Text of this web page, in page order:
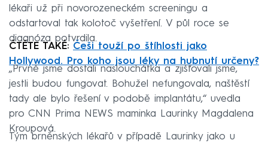
lékaři už při novorozeneckém screeningu a
odstartoval tak kolotoč vyšetření. V půl roce se
diagnóza potvrdila.
ČTĚTE TAKÉ: Češi touží po štíhlosti jako
Hollywood. Pro koho jsou léky na hubnutí určeny?
„Prvně jsme dostali naslouchátka a zjišťovali jsme,
jestli budou fungovat. Bohužel nefungovala, naštěstí
tady ale bylo řešení v podobě implantátu,“ uvedla
pro CNN Prima NEWS maminka Laurinky Magdalena
Kroupová.
Tým brněnských lékařů v případě Laurinky jako u